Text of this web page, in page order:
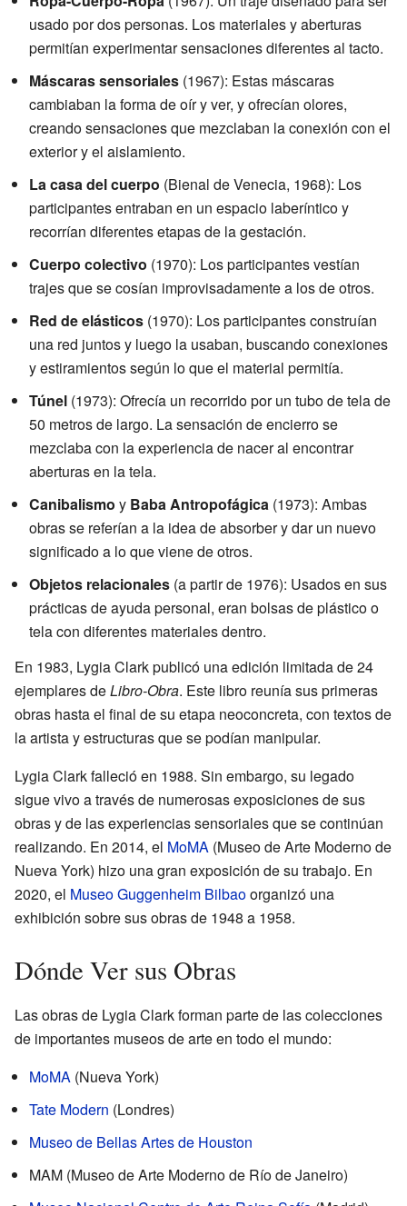
usado por dos personas. Los materiales y aberturas
permitían experimentar sensaciones diferentes al tacto.
Máscaras sensoriales (1967): Estas máscaras
cambiaban la forma de oír y ver, y ofrecían olores,
creando sensaciones que mezclaban la conexión con el
exterior y el aislamiento.
La casa del cuerpo (Bienal de Venecia, 1968): Los
participantes entraban en un espacio laberíntico y
recorrían diferentes etapas de la gestación.
Cuerpo colectivo (1970): Los participantes vestían
trajes que se cosían improvisadamente a los de otros.
Red de elásticos (1970): Los participantes construían
una red juntos y luego la usaban, buscando conexiones
y estiramientos según lo que el material permitía.
Túnel (1973): Ofrecía un recorrido por un tubo de tela de
50 metros de largo. La sensación de encierro se
mezclaba con la experiencia de nacer al encontrar
aberturas en la tela.
Canibalismo y Baba Antropofágica (1973): Ambas
obras se referían a la idea de absorber y dar un nuevo
significado a lo que viene de otros.
Objetos relacionales (a partir de 1976): Usados en sus
prácticas de ayuda personal, eran bolsas de plástico o
tela con diferentes materiales dentro.
En 1983, Lygia Clark publicó una edición limitada de 24
ejemplares deLibro-Obra. Este libro reunía sus primeras
obras hasta el final de su etapa neoconcreta, con textos de
la artista y estructuras que se podían manipular.
Lygia Clark falleció en 1988. Sin embargo, su legado
sigue vivo a través de numerosas exposiciones de sus
obras y de las experiencias sensoriales que se continúan
realizando. En 2014, el MoMA (Museo de Arte Moderno de
Nueva York) hizo una gran exposición de su trabajo. En
2020, el Museo Guggenheim Bilbaoorganizó una
exhibición sobre sus obras de 1948 a 1958.
Dónde Ver sus Obras
Las obras de Lygia Clark forman parte de las colecciones
de importantes museos de arte en todo el mundo:
MoMA (Nueva York)
Tate Modern (Londres)
Museo de Bellas Artes de Houston
MAM (Museo de Arte Moderno de Río de Janeiro)